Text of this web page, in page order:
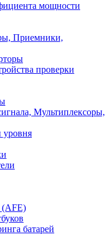
мощности
Приемники,
проверки
Мультиплексоры,
уровня
(AFE)
батарей